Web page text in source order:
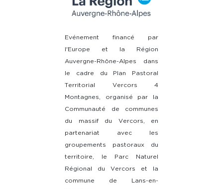
Evénement financé par
l'Europe et la Région
Auvergne-Rhône-Alpes dans
le cadre du Plan Pastoral
Territorial Vercors 4
Montagnes, organisé par la
Communauté de communes
du massif du Vercors, en
partenariat avec les
groupements pastoraux du
territoire, le Parc Naturel
Régional du Vercors et la
commune de Lans-en-